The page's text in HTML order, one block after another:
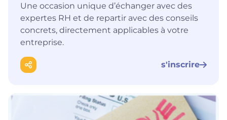
Une occasion unique d’échanger avec des
expertes RH et de repartir avec des conseils
concrets, directement applicables à votre
entreprise.
s'inscrire